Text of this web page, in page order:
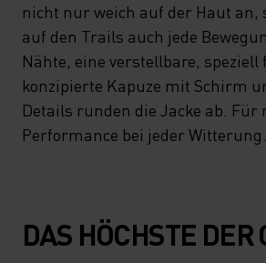
nicht nur weich auf der Haut an,
auf den Trails auch jede
Nähte, eine verstellbare, speziell
konzipierte Kapuze mit Schirm
Details runden die Jacke ab. Für
Performance bei jeder Witterung.
DAS HÖCHSTE